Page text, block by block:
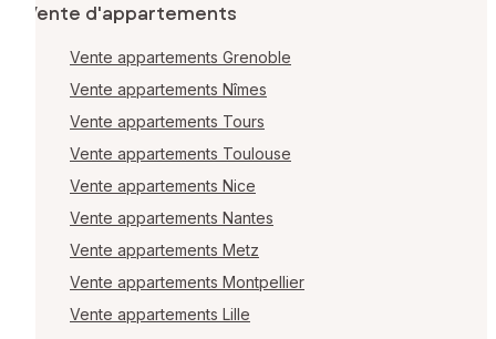
Vente d'appartements
Vente appartements Grenoble
Vente appartements Nîmes
Vente appartements Tours
Vente appartements Toulouse
Vente appartements Nice
Vente appartements Nantes
Vente appartements Metz
Vente appartements Montpellier
Vente appartements Lille